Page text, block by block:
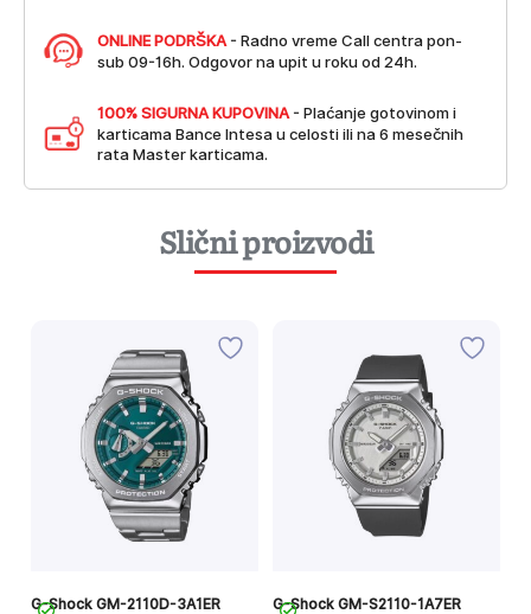
ONLINE PODRŠKA - Radno vreme Call centra pon-
sub 09-16h. Odgovor na upit u roku od 24h.
100% SIGURNA KUPOVINA - Plaćanje gotovinom i
karticama Bance Intesa u celosti ili na 6 mesečnih
rata Master karticama.
Slični proizvodi
G-Shock GM-2110D-3A1ER G-Shock GM-S2110-1A7ER